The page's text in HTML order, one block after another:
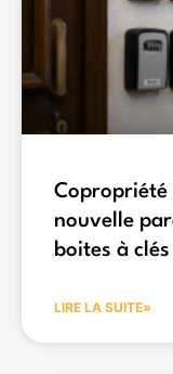
Copropriété
nouvelle
boites à clés
LIRE LA SUITE»